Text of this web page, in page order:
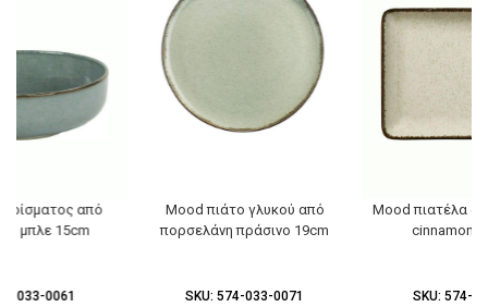
από
μπλε 15cm
033-0061
Mood πιάτο γλυκού από
πορσελάνη πράσινο 19cm
SKU: 574-033-0071
Mood πιατέλα
cinnamon
SKU: 574-